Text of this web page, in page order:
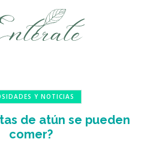
Y NOTICIAS
de atún se pueden
comer?